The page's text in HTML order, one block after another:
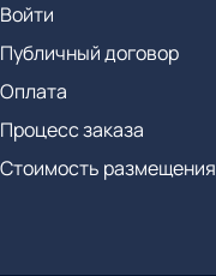
Войти
Публичный договор
Оплата
Процесс заказа
Стоимость размещения